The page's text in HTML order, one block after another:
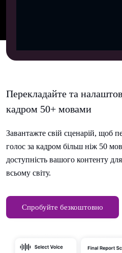
Перекладайте та
кадром 50+ мовами
Завантажте свій сценарій, щоб
голос за кадром більш ніж 50
доступність вашого контенту
всьому світу.
Спробуйте безкоштовно